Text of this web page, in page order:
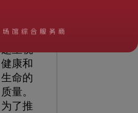
们越来
越重视
健康和
生命的
质量。
为了推